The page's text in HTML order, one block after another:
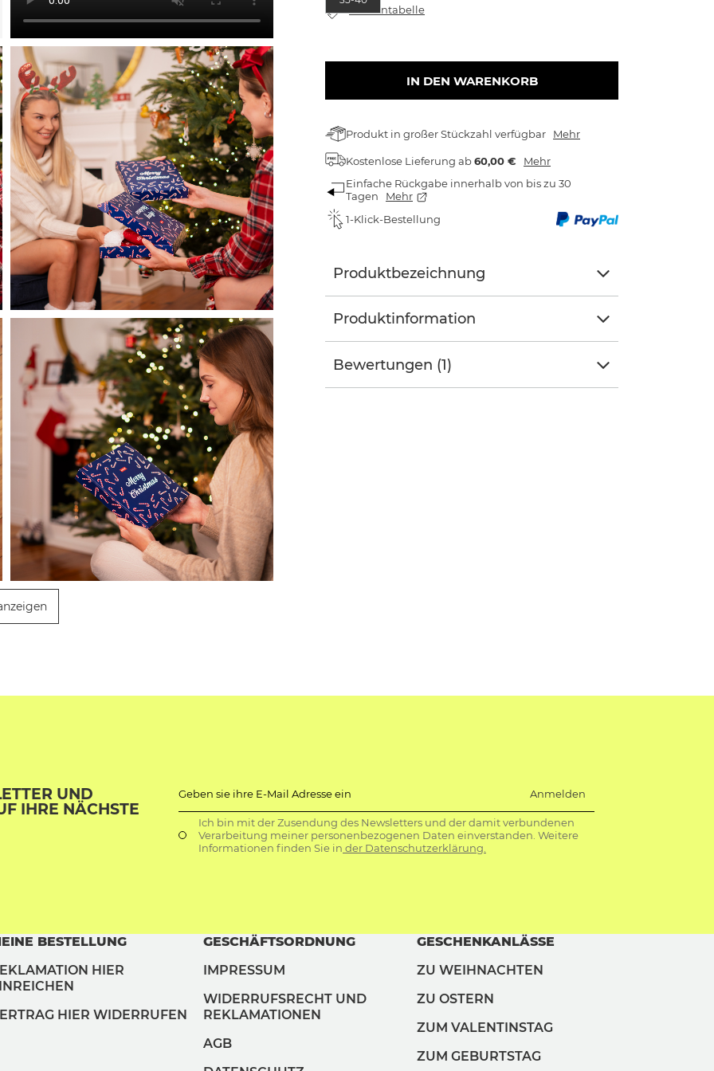
Größentabelle
IN DEN WARENKORB
Produkt in großer Stückzahl verfügbar Mehr
Kostenlose Lieferung ab60,00 €
Mehr
Einfache Rückgabe innerhalb von bis zu 30
Tagen
Mehr
1-Klick-Bestellung
Produktbezeichnung
Produktinformation
Bewertungen (1)
UND
IHRE NÄCHSTE
Geben sie ihre E-Mail Adresse ein Anmelden
Ich bin mit der Zusendung des Newsletters und der damit verbundenen
Verarbeitung meiner personenbezogenen Daten einverstanden. Weitere
Informationen finden Sie in der Datenschutzerklärung.
BESTELLUNG
HIER
HIER WIDERRUFEN
GESCHÄFTSORDNUNG
IMPRESSUM
WIDERRUFSRECHT UND
REKLAMATIONEN
AGB
GESCHENKANLÄSSE
ZU WEIHNACHTEN
ZU OSTERN
ZUM VALENTINSTAG
ZUM GEBURTSTAG